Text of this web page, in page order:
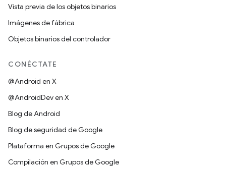
Vista previa de los objetos binarios
Imágenes de fábrica
Objetos binarios del controlador
CONÉCTATE
@Android en X
@AndroidDev en X
Blog de Android
Blog de seguridad de Google
Plataforma en Grupos de Google
Compilación en Grupos de Google